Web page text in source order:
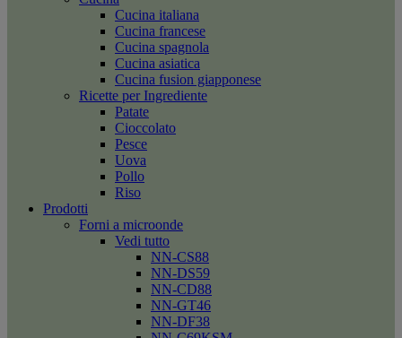
Cucina italiana
Cucina francese
Cucina spagnola
Cucina asiatica
Cucina fusion giapponese
Ricette per Ingrediente
Patate
Cioccolato
Pesce
Uova
Pollo
Riso
Prodotti
Forni a microonde
Vedi tutto
NN-CS88
NN-DS59
NN-CD88
NN-GT46
NN-DF38